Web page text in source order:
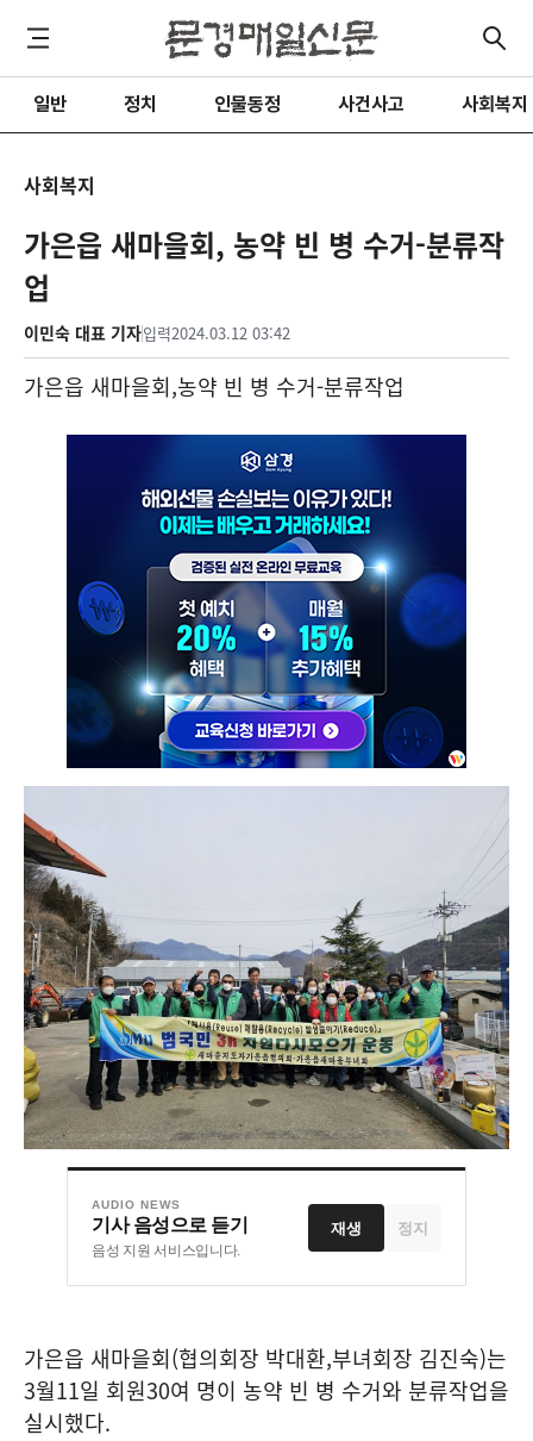
일반 정치 인물동정 사건사고 사회복지
사회복지
가은읍 새마을회, 농약 빈 병 수거-분류작
업
이민숙 대표 기자입력2024.03.12 03:42
가은읍 새마을회,농약 빈 병 수거-분류작업
AUDIO NEWS
기사 음성으로 듣기
음성 지원 서비스입니다.
재생 정지
가은읍 새마을회(협의회장 박대환,부녀회장 김진숙)는
3월11일 회원30여 명이 농약 빈 병 수거와 분류작업을
실시했다.